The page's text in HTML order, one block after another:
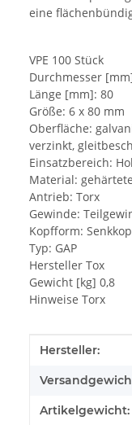
eine
VPE 100 Stück
Durchmesser
Länge [mm]: 80
Größe: 6 x 80 mm
Oberfläche:
verzinkt,
Einsatzbereich:
Material:
Antrieb: Torx
Gewinde:
Kopfform:
Typ: GAP
Hersteller Tox
Gewicht [kg] 0,8
Hinweise Torx
Wert
Hersteller:
Artikelgewicht: